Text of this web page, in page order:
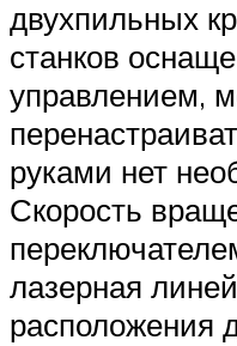
двухпильных
станков
управлением,
руками нет
Скорость
лазерная
расположения